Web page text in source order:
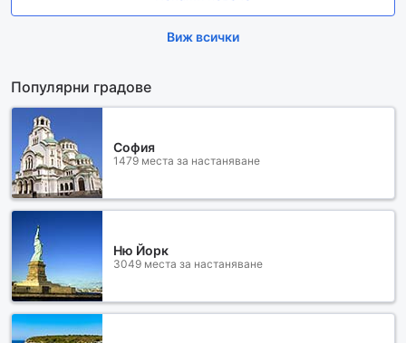
Виж всички
Популярни градове
София
1479 места за настаняване
Ню Йорк
3049 места за настаняване